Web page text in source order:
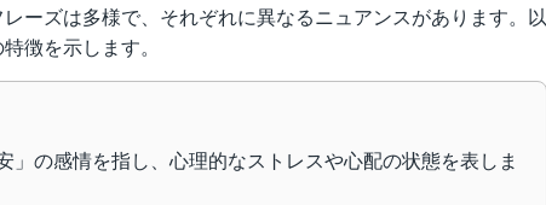
レーズは多様で、それぞれに異なるニュアンスがあります。以
徴を示します。
」の感情を指し、心理的なストレスや心配の状態を表しま